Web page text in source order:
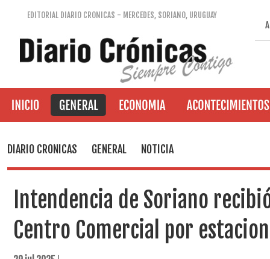
EDITORIAL DIARIO CRONICAS - MERCEDES, SORIANO, URUGUAY
DIARIO CRONICAS GENERAL NOTICIA
Intendencia de Soriano
Centro Comercial por